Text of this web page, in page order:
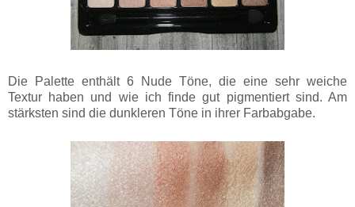
Die Palette enthält 6 Nude Töne, die eine sehr weiche
Textur haben und wie ich finde gut pigmentiert sind. Am
stärksten sind die dunkleren Töne in ihrer Farbabgabe.